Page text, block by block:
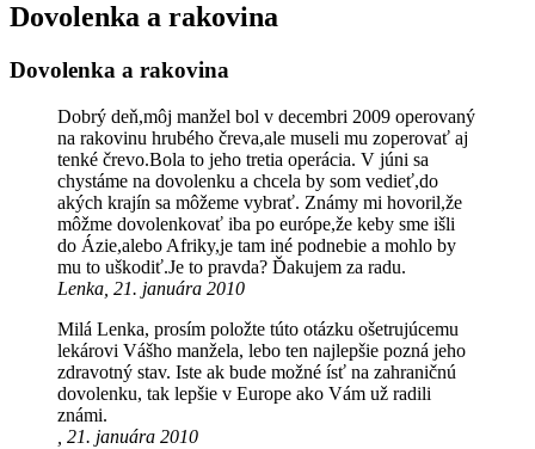
Dovolenka a rakovina
Dovolenka a rakovina
Dobrý deň,môj manžel bol v decembri 2009 operovaný
na rakovinu hrubého čreva,ale museli mu zoperovať aj
tenké črevo.Bola to jeho tretia operácia. V júni sa
chystáme na dovolenku a chcela by som vedieť,do
akých krajín sa môžeme vybrať. Známy mi hovoril,že
môžme dovolenkovať iba po európe,že keby sme išli
do Ázie,alebo Afriky,je tam iné podnebie a mohlo by
mu to uškodiť.Je to pravda? Ďakujem za radu.
Lenka, 21. januára 2010
Milá Lenka, prosím položte túto otázku ošetrujúcemu
lekárovi Vášho manžela, lebo ten najlepšie pozná jeho
zdravotný stav. Iste ak bude možné ísť na zahraničnú
dovolenku, tak lepšie v Europe ako Vám už radili
známi.
, 21. januára 2010